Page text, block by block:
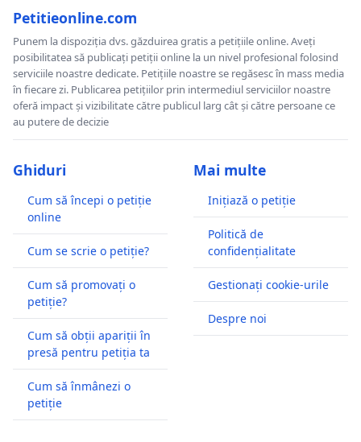
Petitieonline.com
Punem la dispoziția dvs. găzduirea gratis a petițiile online. Aveți
posibilitatea să publicați petiții online la un nivel profesional folosind
serviciile noastre dedicate. Petițiile noastre se regăsesc în mass media
în fiecare zi. Publicarea petițiilor prin intermediul serviciilor noastre
oferă impact și vizibilitate către publicul larg cât și către persoane ce
au putere de decizie
Ghiduri
Cum să începi o petiție
online
Cum se scrie o petiție?
Cum să promovați o
petiție?
Cum să obții apariții în
presă pentru petiția ta
Cum să înmânezi o
petiție
Mai multe
Inițiază o petiție
Politică de
confidențialitate
Gestionați cookie-urile
Despre noi